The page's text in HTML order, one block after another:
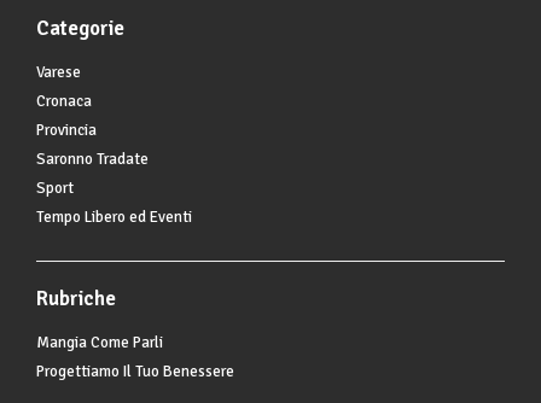
Categorie
Varese
Cronaca
Provincia
Saronno Tradate
Sport
Tempo Libero ed Eventi
Rubriche
Mangia Come Parli
Progettiamo Il Tuo Benessere